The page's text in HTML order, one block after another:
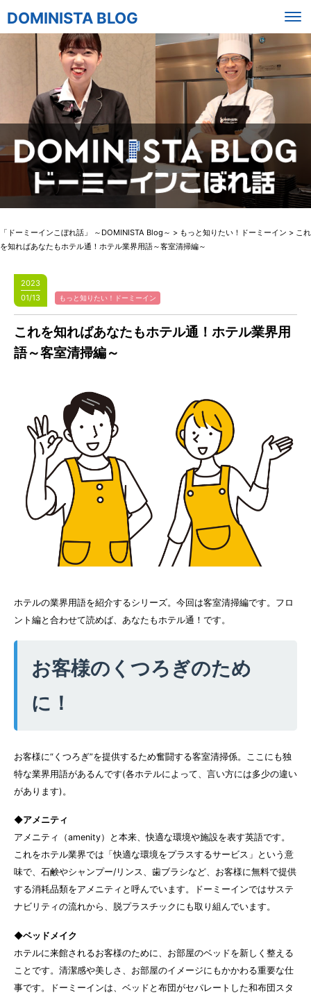
DOMINISTA BLOG
「ドーミーインこぼれ話」 ～DOMINISTA Blog～ > もっと知りたい！ドーミーイン > これ
を知ればあなたもホテル通！ホテル業界用語～客室清掃編～
2023
01/13
もっと知りたい！ドーミーイン
これを知ればあなたもホテル通！ホテル業界用
語～客室清掃編～
ホテルの業界用語を紹介するシリーズ。今回は客室清掃編です。フロ
ント編と合わせて読めば、あなたもホテル通！です。
お客様のくつろぎのため
に！
お客様に“くつろぎ”を提供するため奮闘する客室清掃係。ここにも独
特な業界用語があるんです(各ホテルによって、言い方には多少の違い
があります)。
◆アメニティ
アメニティ（amenity）と本来、快適な環境や施設を表す英語です。
これをホテル業界では「快適な環境をプラスするサービス」という意
味で、石鹸やシャンプー/リンス、歯ブラシなど、お客様に無料で提供
する消耗品類をアメニティと呼んでいます。ドーミーインではサステ
ナビリティの流れから、脱プラスチックにも取り組んでいます。
◆ベッドメイク
ホテルに来館されるお客様のために、お部屋のベッドを新しく整える
ことです。清潔感や美しさ、お部屋のイメージにもかかわる重要な仕
事です。ドーミーインは、ベッドと布団がセパレートした和布団スタ